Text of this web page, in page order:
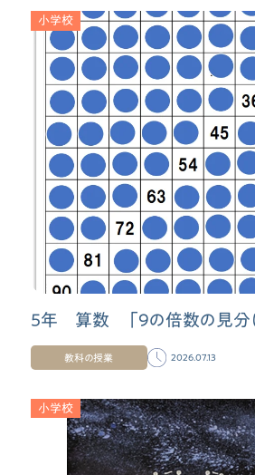
小学校
5年 算数 「9の倍数の見分
教科の授業 2026.07.13
小学校